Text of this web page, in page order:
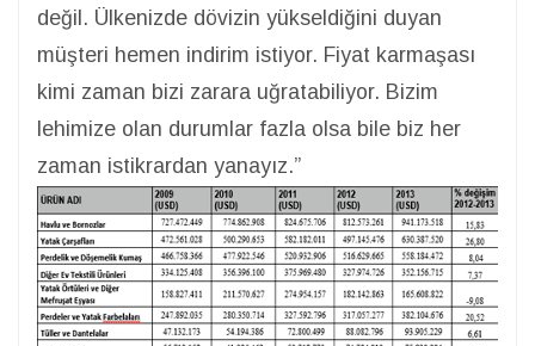
değil. Ülkenizde dövizin yükseldiğini duyan
müşteri hemen indirim istiyor. Fiyat karmaşası
kimi zaman bizi zarara uğratabiliyor. Bizim
lehimize olan durumlar fazla olsa bile biz her
zaman istikrardan yanayız.”